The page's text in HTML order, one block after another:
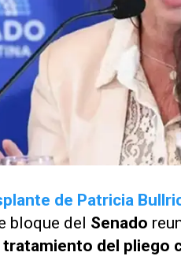
de Patricia
bloque del Senado
del pliego